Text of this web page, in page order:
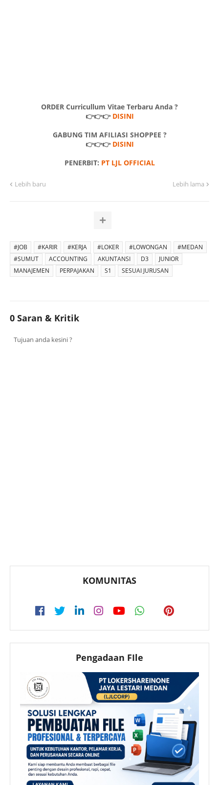
ORDER Curricullum Vitae Terbaru Anda ?
👉👉👉 DISINI
GABUNG TIM AFILIASI SHOPPEE ?
👉👉👉 DISINI
PENERBIT: PT LJL OFFICIAL
Lebih baru Lebih lama
#JOB #KARIR #KERJA #LOKER #LOWONGAN
#MEDAN
#SUMUT
ACCOUNTING AKUNTANSI D3
JUNIOR
MANAJEMEN
PERPAJAKAN S1 SESUAI JURUSAN
0 Saran & Kritik
Tujuan anda kesini ?
KOMUNITAS
Pengadaan FIle